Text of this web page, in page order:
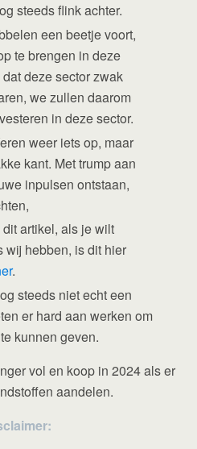
steeds flink achter.
een beetje voort,
te brengen in deze
deze sector zwak
we zullen daarom
in deze sector.
weer iets op, maar
kant. Met trump aan
inpulsen ontstaan,
artikel, als je wilt
wij hebben, is dit hier
.
steeds niet echt een
er hard aan werken om
kunnen geven.
vol en koop in 2024 als er
aandelen.